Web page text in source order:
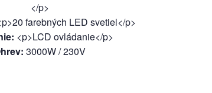
</p>
farebných LED svetiel</p>
: <p>LCD ovládanie</p>
: 3000W / 230V